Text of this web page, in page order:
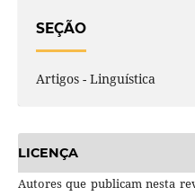
SEÇÃO
Artigos - Linguística
LICENÇA
Autores que publicam nesta